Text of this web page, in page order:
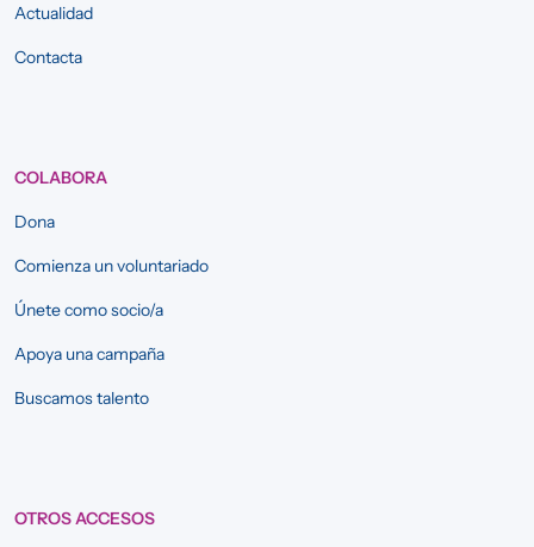
Actualidad
Contacta
COLABORA
Dona
Comienza un voluntariado
Únete como socio/a
Apoya una campaña
Buscamos talento
OTROS ACCESOS